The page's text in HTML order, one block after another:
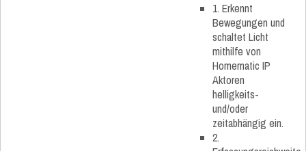
1. Erkennt
Bewegungen und
schaltet Licht
mithilfe von
Homematic IP
Aktoren
helligkeits-
und/oder
zeitabhängig ein.
2.